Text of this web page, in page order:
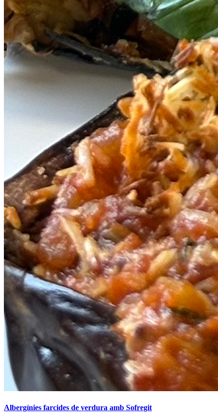
Albergínies farcides de verdura amb Sofregit